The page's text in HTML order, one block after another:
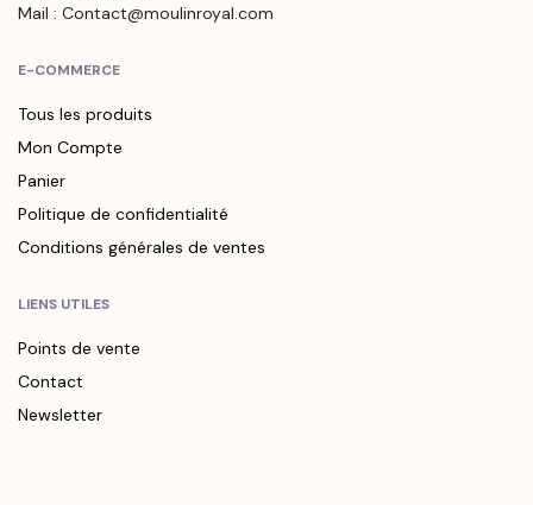
Mail : Contact@moulinroyal.com
E-COMMERCE
Tous les produits
Mon Compte
Panier
Politique de confidentialité
Conditions générales de ventes
LIENS UTILES
Points de vente
Contact
Newsletter